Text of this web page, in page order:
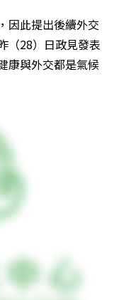
因此提出後續外交
（28）日政見發表
康與外交都是氣候